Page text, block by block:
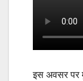
इस अवसर पर